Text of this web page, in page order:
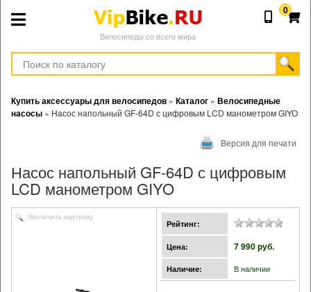
Велосипеды со всего мира
0
Купить аксессуары для велосипедов » Каталог » Велосипедные
насосы » Насос напольный GF-64D с цифровым LCD манометром GIYO
Версия для печати
Насос напольный GF-64D с цифровым
LCD манометром GIYO
Увеличить картинку
Рейтинг:
Цена: 7 990 pуб.
Наличие: В наличии